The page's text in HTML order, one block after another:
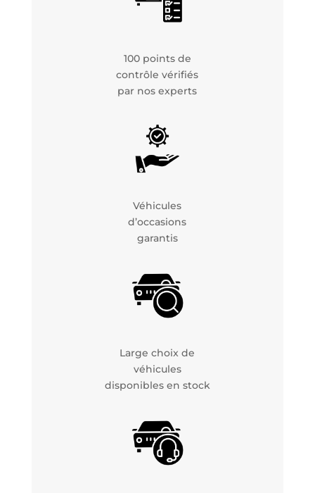
100 points de
contrôle vérifiés
par nos experts
Véhicules
d’occasions
garantis
Large choix de
véhicules
disponibles en stock